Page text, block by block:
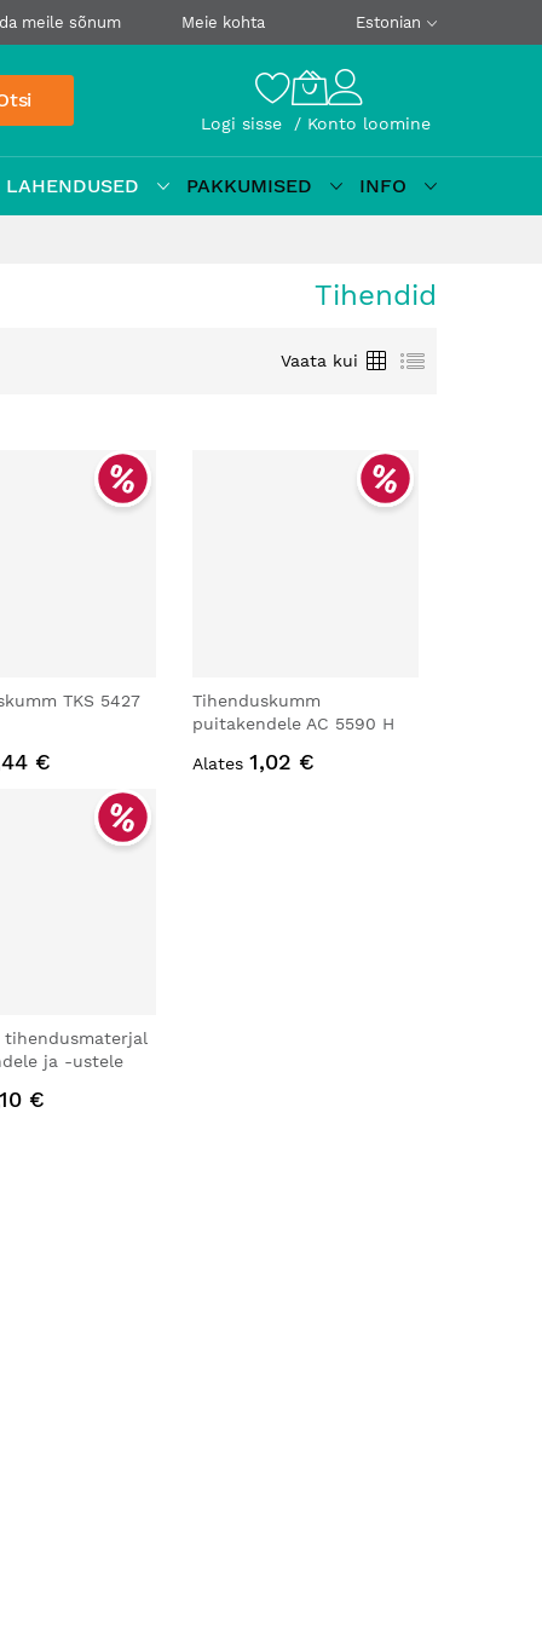
meile sõnum Meie kohta Estonian
Logi sisse Konto loomine
PAKKUMISED
INFO
Tihendid
Vaata kui
Ruudustik
Loetelu
TKS 5427
€
Tihenduskumm
puitakendele AC 5590 H
Alates 1,02 €
tihendusmaterjal
ja -ustele
€